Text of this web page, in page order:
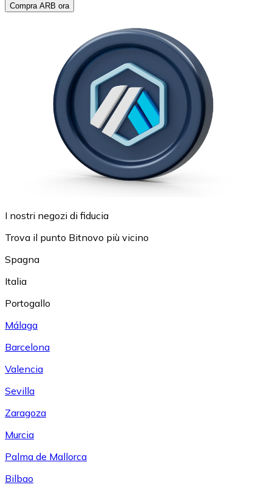
Compra ARB ora
I nostri negozi di fiducia
Trova il punto Bitnovo più vicino
Spagna
Italia
Portogallo
Málaga
Barcelona
Valencia
Sevilla
Zaragoza
Murcia
Palma de Mallorca
Bilbao